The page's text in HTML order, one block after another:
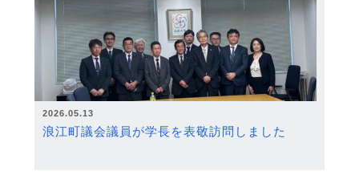
2026.05.13
浪江町議会議員が学長を表敬訪問しました